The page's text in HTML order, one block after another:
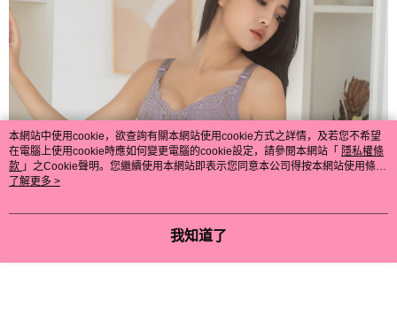
本網站中使用cookie，欲查詢有關本網站使用cookie方式之詳情，及若您不希望
在電腦上使用cookie時應如何變更電腦的cookie設定，請參閱本網站「 隱私權條
款 」之Cookie聲明。您繼續使用本網站即表示您同意本公司得按本網站使用條款
之Cookie聲明使用cookie。
了解更多 >
我知道了